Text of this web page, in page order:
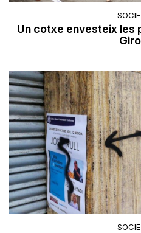
Un cotxe envesteix les